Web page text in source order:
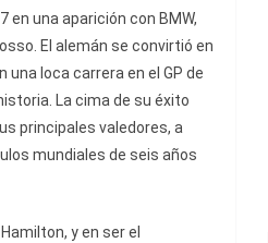
en una aparición con BMW,
El alemán se convirtió en
una loca carrera en el GP de
La cima de su éxito
principales valedores, a
mundiales de seis años
y en ser el